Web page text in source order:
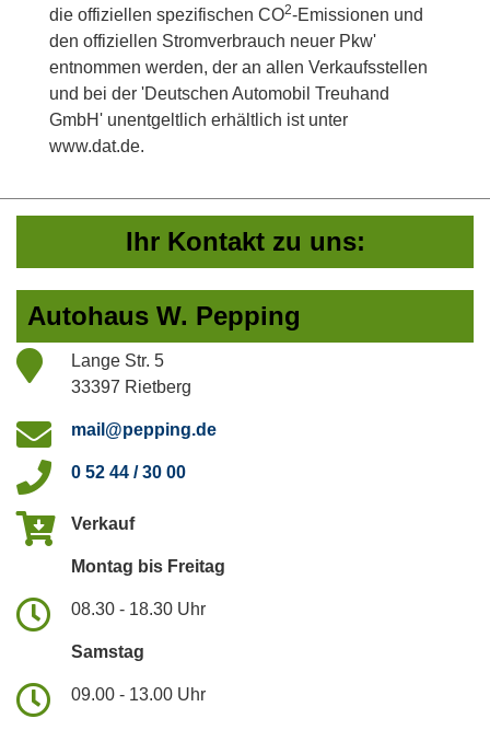
die offiziellen spezifischen CO2-Emissionen und
den offiziellen Stromverbrauch neuer Pkw'
entnommen werden, der an allen Verkaufsstellen
und bei der 'Deutschen Automobil Treuhand
GmbH' unentgeltlich erhältlich ist unter
www.dat.de.
Ihr Kontakt zu uns:
Autohaus W. Pepping
Lange Str. 5
33397 Rietberg
mail@pepping.de
0 52 44 / 30 00
Verkauf
Montag bis Freitag
08.30 - 18.30 Uhr
Samstag
09.00 - 13.00 Uhr